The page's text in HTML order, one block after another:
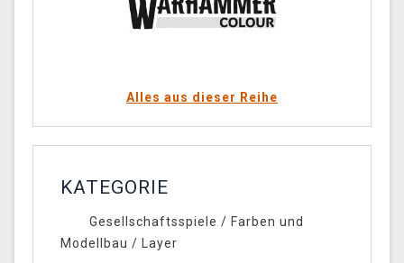
Alles aus dieser Reihe
KATEGORIE
Gesellschaftsspiele / Farben und
Modellbau / Layer